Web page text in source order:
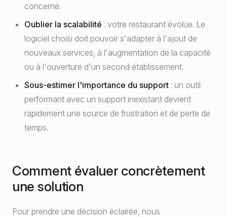
concerné.
Oublier la scalabilité : votre restaurant évolue. Le
logiciel choisi doit pouvoir s'adapter à l'ajout de
nouveaux services, à l'augmentation de la capacité
ou à l'ouverture d'un second établissement.
Sous-estimer l'importance du support : un outil
performant avec un support inexistant devient
rapidement une source de frustration et de perte de
temps.
Comment évaluer concrètement
une solution
Pour prendre une décision éclairée, nous